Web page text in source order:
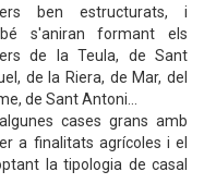
ben estructurats, i
s'aniran formant els
de la Teula, de Sant
de la Riera, de Mar, del
de Sant Antoni…
cases grans amb
a finalitats agrícoles i el
la tipologia de casal